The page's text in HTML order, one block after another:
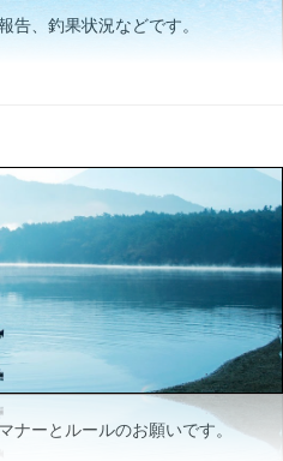
告、釣果状況などです。
ナーとルールのお願いです。